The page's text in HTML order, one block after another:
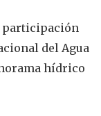
participación
del Agua
hídrico